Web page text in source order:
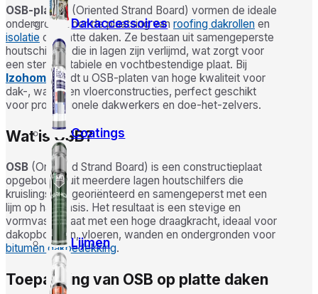
Dakaccessoires
Coatings
Lijmen
OSB-platen (Oriented Strand Board) vormen de ideale
ondergrond voor de plaatsing van roofing dakrollen en
isolatie op platte daken. Ze bestaan uit samengeperste
houtschilfers die in lagen zijn verlijmd, wat zorgt voor
een sterke, stabiele en vochtbestendige plaat. Bij
Izohomevindt u OSB-platen van hoge kwaliteit voor
dak-, wand- en vloerconstructies, perfect geschikt
voor professionele dakwerkers en doe-het-zelvers.
Wat is OSB?
OSB (Oriented Strand Board) is een constructieplaat
opgebouwd uit meerdere lagen houtschilfers die
kruislings zijn georiënteerd en samengeperst met een
lijm op harsbasis. Het resultaat is een stevige en
vormvaste plaat met een hoge draagkracht, ideaal voor
dakopbouwen, vloeren, wanden en ondergronden voor
bitumen dakbedekking.
Toepassing van OSB op platte daken